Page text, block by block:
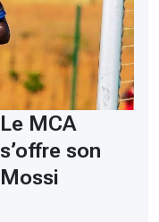
Le MCA
s’offre son
Mossi